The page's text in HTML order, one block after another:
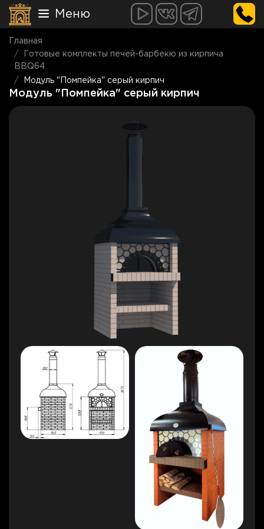
Меню
Главная
Готовые комплекты печей-барбекю из кирпича
BBQ64
Модуль "Помпейка" серый кирпич
Модуль "Помпейка" серый кирпич